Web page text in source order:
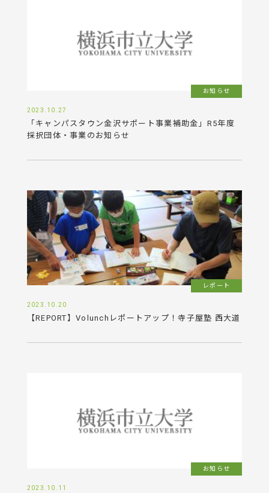
お知らせ
2023.10.27
「キャンパスタウン金沢サポート事業補助金」R5年度
採択団体・事業のお知らせ
レポート
2023.10.20
【REPORT】Volunchレポートアップ！寺子屋塾 西大道
お知らせ
2023.10.11